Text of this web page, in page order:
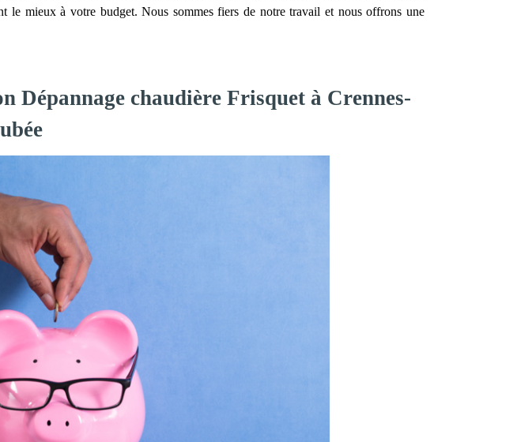
le mieux à votre budget. Nous sommes fiers de notre travail et nous offrons une
chaudière Frisquet à Crennes-